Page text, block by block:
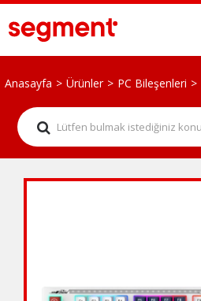
Anasayfa Ürünler PC Bileşenleri